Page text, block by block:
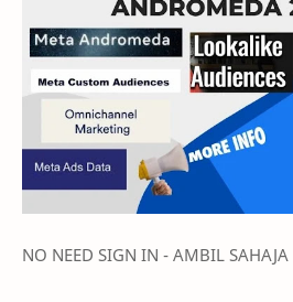
NO NEED SIGN IN - AMBIL SAHAJA